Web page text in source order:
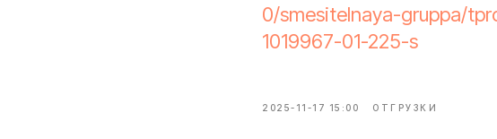
0/smesitelnaya-gruppa/
1019967-01-225-s
2025-11-17 15:00 ОТГРУЗКИ